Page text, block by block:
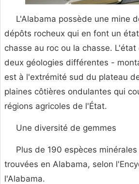
L'Alabama possède une mine
dépôts rocheux qui en font un
chasse au roc ou la chasse.
deux géologies différentes -
est à l'extrémité sud du plateau
plaines côtières ondulantes qui
régions agricoles de l'État.
Une diversité de gemmes
Plus de 190 espèces
trouvées en Alabama, selon
l'Alabama.